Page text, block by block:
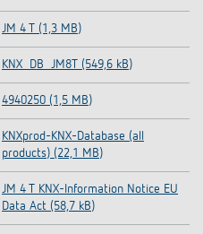
JM 4 T (1,3 MB)
KNX_DB_JM8T (549,6 kB)
4940250 (1,5 MB)
KNXprod-KNX-Database (all
products) (22,1 MB)
JM 4 T KNX-Information Notice EU
Data Act (58,7 kB)